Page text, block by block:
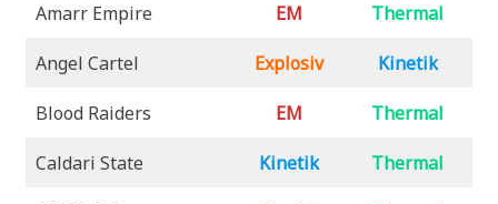
Amarr Empire EM Thermal
Angel Cartel Explosiv Kinetik
Blood Raiders EM Thermal
Caldari State Kinetik Thermal